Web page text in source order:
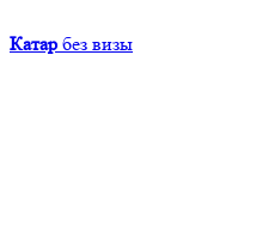
Катар без визы